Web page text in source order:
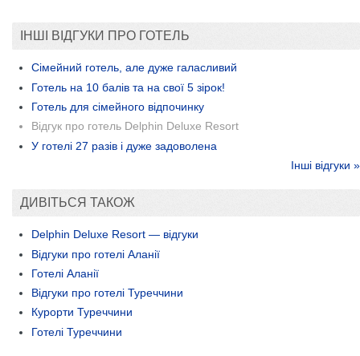
ІНШІ ВІДГУКИ ПРО ГОТЕЛЬ
Сімейний готель, але дуже галасливий
Готель на 10 балів та на свої 5 зірок!
Готель для сімейного відпочинку
Відгук про готель Delphin Deluxe Resort
У готелі 27 разів і дуже задоволена
Інші відгуки »
ДИВІТЬСЯ ТАКОЖ
Delphin Deluxe Resort — відгуки
Відгуки про готелі Аланії
Готелі Аланії
Відгуки про готелі Туреччини
Курорти Туреччини
Готелі Туреччини